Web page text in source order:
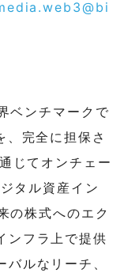
ベンチマークで
、完全に担保さ
じてオンチェー
タル資産イン
の株式へのエク
ンフラ上で提供
ルなリーチ、